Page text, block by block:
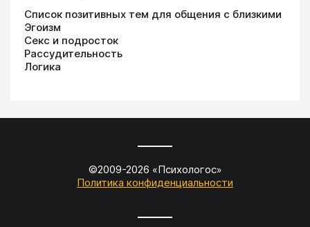
Список позитивных тем для общения с близкими
Эгоизм
Секс и подросток
Рассудительность
Логика
©2009-2026 «Психологос»
Политика конфиденциальности